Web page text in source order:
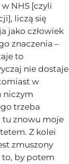
NHS [czyli
liczą się
jako człowiek
znaczenia –
to
nie dostaje
w
niczym
trzeba
tu znowu moje
Z kolei
zmuszony
to, by potem